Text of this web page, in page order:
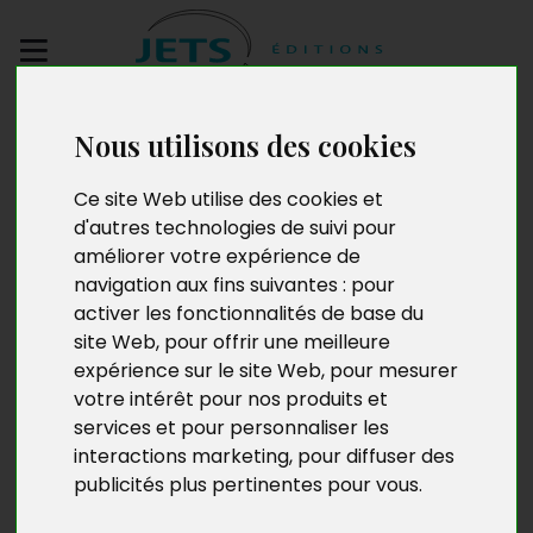
Nous utilisons des cookies
Ce site Web utilise des cookies et
d'autres technologies de suivi pour
améliorer votre expérience de
navigation aux fins suivantes : pour
activer les fonctionnalités de base du
site Web, pour offrir une meilleure
expérience sur le site Web, pour mesurer
votre intérêt pour nos produits et
services et pour personnaliser les
interactions marketing, pour diffuser des
publicités plus pertinentes pour vous.
manuscrit
Dominique Stercq
Dominique Stercqa 62 ans et goûte la vie avec
passion. Elle vit dans une petite ville au nord de Mons et
travaille à la direction financière d’une administration
locale. Elle partage son temps libre entre ses trois filles,
des cours de théâtre, de la randonnée, son groupe de
lectrices, la lecture et, bien sûr, l’écriture.